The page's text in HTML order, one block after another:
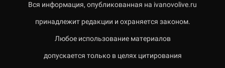
Вся информация, опубликованная на ivanovolive.ru
принадлежит редакции и охраняется законом.
Любое использование материалов
допускается только в целях цитирования